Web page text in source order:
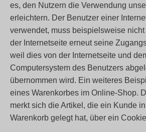
es, den Nutzern die Verwendung
erleichtern. Der Benutzer einer
verwendet, muss beispielsweise
der Internetseite erneut seine
weil dies von der Internetseite und
Computersystem des Benutzers
übernommen wird. Ein weiteres
eines Warenkorbes im Online-Shop.
merkt sich die Artikel, die ein Kunde
Warenkorb gelegt hat, über ein